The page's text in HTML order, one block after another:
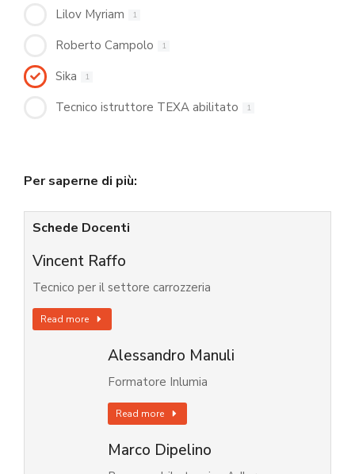
Lilov Myriam 1
Roberto Campolo 1
Sika 1
Tecnico istruttore TEXA abilitato 1
Per saperne di più:
Schede Docenti
Vincent Raffo
Tecnico per il settore carrozzeria
Read more
Alessandro Manuli
Formatore Inlumia
Read more
Marco Dipelino